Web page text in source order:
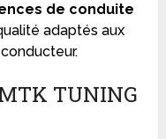
de conduite
adaptés aux
TUNING